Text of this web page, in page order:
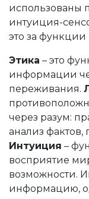
использованы
интуиция-
это за
Этика – это
информации
переживания.
через разум:
анализ фактов,
Интуиция –
восприятие
возможности.
информацию,